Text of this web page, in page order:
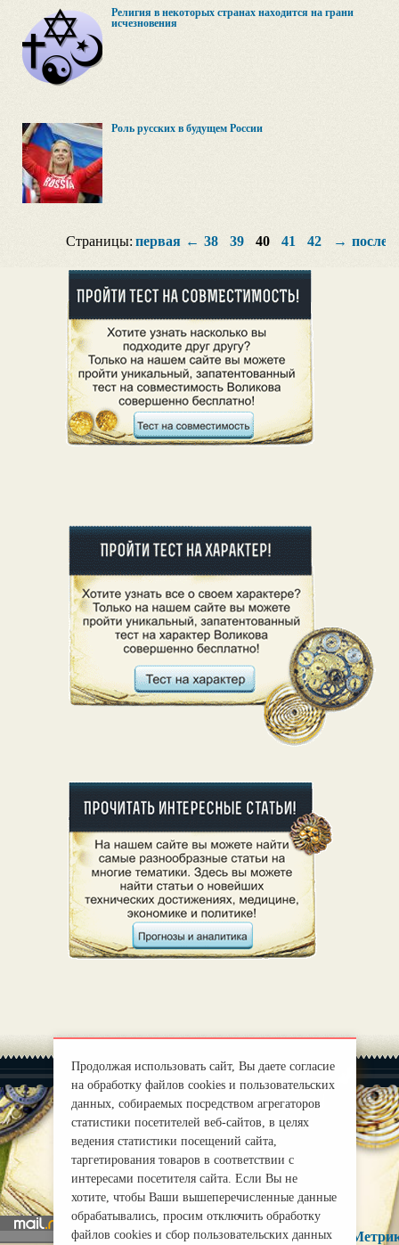
Религия в некоторых странах находится на грани
исчезновения
Роль русских в будущем России
Страницы: первая ← 38 39 40 41 42 →
О нас |
mirprognoz@mail.ru
Продолжая использовать сайт, Вы даете согласие
на обработку файлов cookies и пользовательских
данных, собираемых посредством агрегаторов
статистики посетителей веб-сайтов, в целях
ведения статистики посещений сайта,
таргетирования товаров в соответствии с
интересами посетителя сайта. Если Вы не
хотите, чтобы Ваши вышеперечисленные данные
обрабатывались, просим отключить обработку
файлов cookies и сбор пользовательских данных